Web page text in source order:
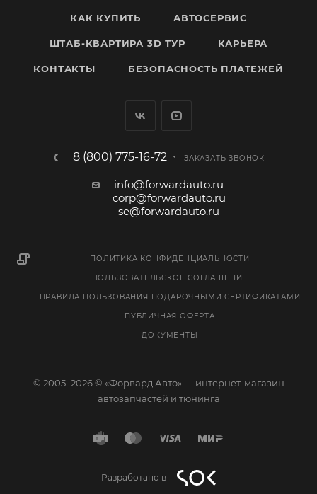
КАК КУПИТЬ АВТОСЕРВИС
ШТАБ-КВАРТИРА 3D ТУР КАРЬЕРА
КОНТАКТЫ БЕЗОПАСНОСТЬ ПЛАТЕЖЕЙ
8 (800) 775-16-72 ЗАКАЗАТЬ ЗВОНОК
info@forwardauto.ru
corp@forwardauto.ru
se@forwardauto.ru
ПОЛИТИКА КОНФИДЕНЦИАЛЬНОСТИ
ПОЛЬЗОВАТЕЛЬСКОЕ СОГЛАШЕНИЕ
ПРАВИЛА ПОЛЬЗОВАНИЯ ПОДАРОЧНЫМИ СЕРТИФИКАТАМИ
ПУБЛИЧНАЯ ОФЕРТА
ДОКУМЕНТЫ
© 2005–2026 © «Форвард Авто» — интернет-магазин
автозапчастей и тюнинга
Разработано в